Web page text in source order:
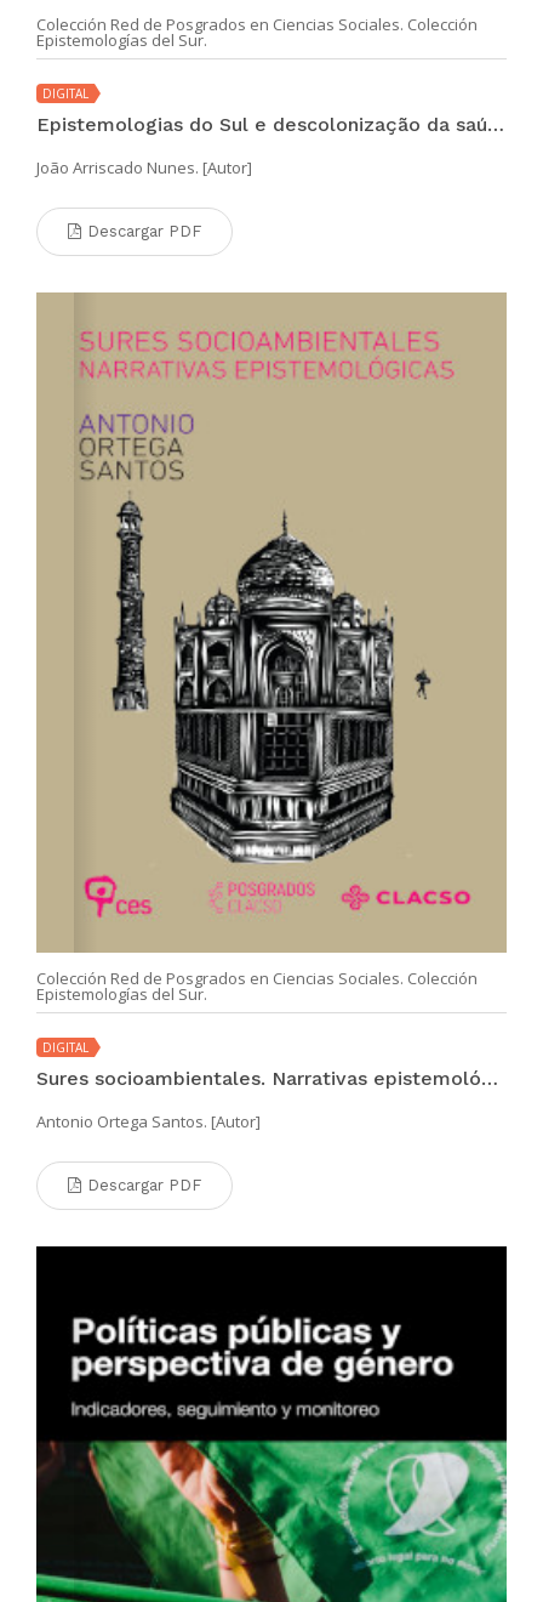
Colección Red de Posgrados en Ciencias Sociales. Colección
Epistemologías del Sur.
DIGITAL
Epistemologias do Sul e descolonização da saúde
João Arriscado Nunes. [Autor]
Descargar PDF
Colección Red de Posgrados en Ciencias Sociales. Colección
Epistemologías del Sur.
DIGITAL
Sures socioambientales. Narrativas epistemológicas
Antonio Ortega Santos. [Autor]
Descargar PDF